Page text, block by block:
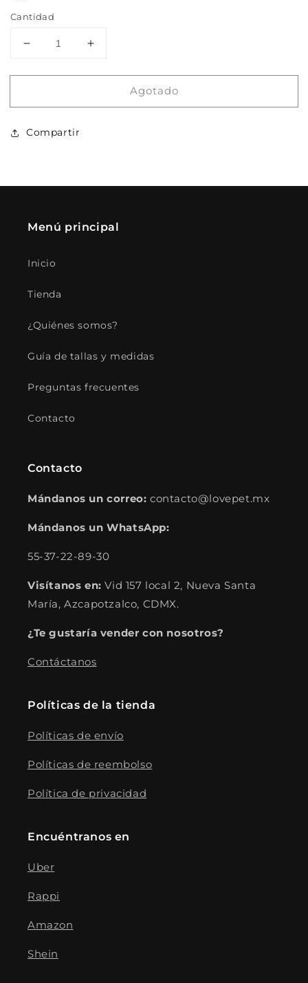
Cantidad
Reducir
para
adult
Aumentar
para
adult
Agotado
Compartir
Menú principal
Inicio
Tienda
¿Quiénes somos?
Guía de tallas y medidas
Preguntas frecuentes
Contacto
Contacto
Mándanos un correo: contacto@lovepet.mx
Mándanos un WhatsApp:
55-37-22-89-30
Visítanos en:Vid 157 local 2, Nueva Santa
María, Azcapotzalco, CDMX.
¿Te gustaría vender con nosotros?
Contáctanos
Políticas de la tienda
Políticas de envío
Políticas de reembolso
Política de privacidad
Encuéntranos en
Uber
Rappi
Amazon
Shein